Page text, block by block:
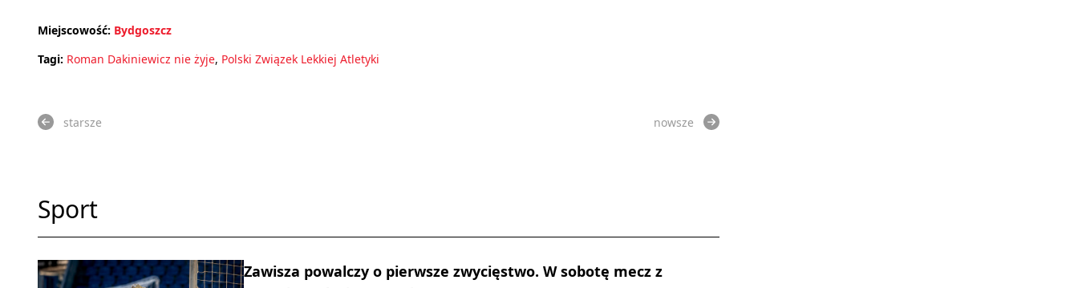
Miejscowość: Bydgoszcz
Tagi: Roman Dakiniewicz nie żyje, Polski Związek Lekkiej Atletyki
starsze nowsze
Sport
Zawisza powalczy o pierwsze zwycięstwo. W sobotę mecz z